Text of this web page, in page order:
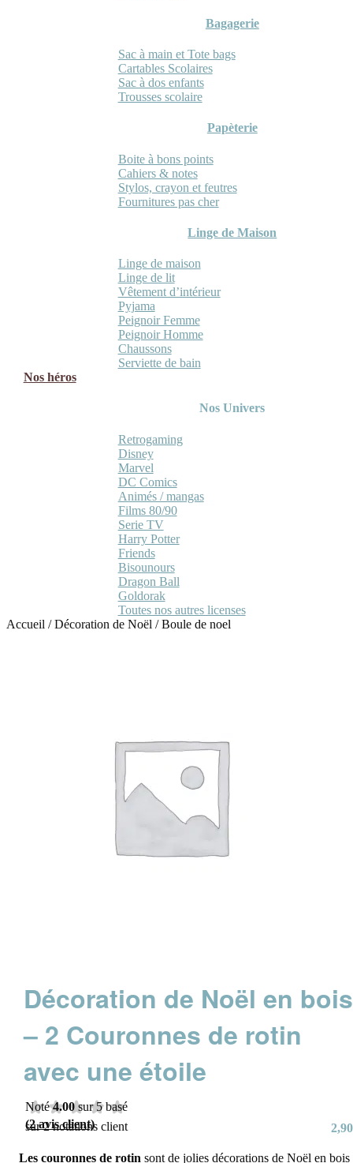
Bagagerie
Sac à main et Tote bags
Cartables Scolaires
Sac à dos enfants
Trousses scolaire
Papèterie
Boite à bons points
Cahiers & notes
Stylos, crayon et feutres
Fournitures pas cher
Linge de Maison
Linge de maison
Linge de lit
Vêtement d’intérieur
Pyjama
Peignoir Femme
Peignoir Homme
Chaussons
Serviette de bain
Nos héros
Nos Univers
Retrogaming
Disney
Marvel
DC Comics
Animés / mangas
Films 80/90
Serie TV
Harry Potter
Friends
Bisounours
Dragon Ball
Goldorak
Toutes nos autres licenses
Accueil /Décoration de Noël /Boule de noel
Décoration de Noël en bois
– 2 Couronnes de rotin
avec une étoile
Noté4.00 sur 5 basé
sur2notations client
(2avis client) 2,90
Les couronnes de rotin sont de jolies décorations de Noël en bois